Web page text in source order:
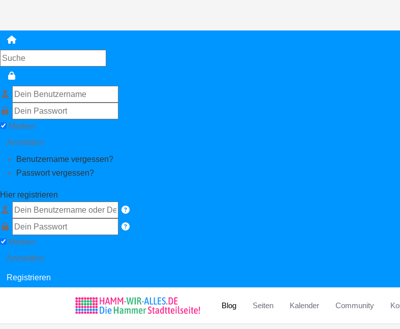
Merken
Anmelden
Benutzername vergessen?
Passwort vergessen?
Hier registrieren
Merken
Anmelden
Registrieren
Blog Seiten Kalender Community